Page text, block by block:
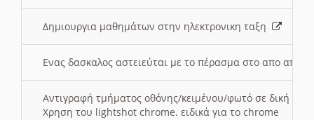
Δημιουργια μαθημάτων στην ηλεκτρονικη ταξη
Ενας δασκαλος αστειεύται με το πέρασμα στο απο
Αντιγραφή τμήματος οθόνης/κειμένου/φωτό σε δική
Χρηση του lightshot chrome. ειδικά για το chrome